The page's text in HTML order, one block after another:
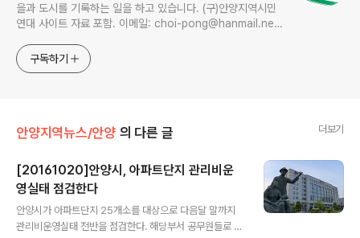
을과 도시를 기록하는 일을 하고 있습니다. (구)안양지역시민
연대 사이트 자료 포함. 이메일: choi-pong@hanmail.net
구독하기
안양지역뉴스/안양 의 다른 글 더보기
[20161020]안양시, 아파트단지 관리비운
영실태 점검한다
안양시가 아파트단지 25개소를 대상으로 다음달 말까지
관리비운영실태 전반을 점검한다. 해당부서 공무원들로 구